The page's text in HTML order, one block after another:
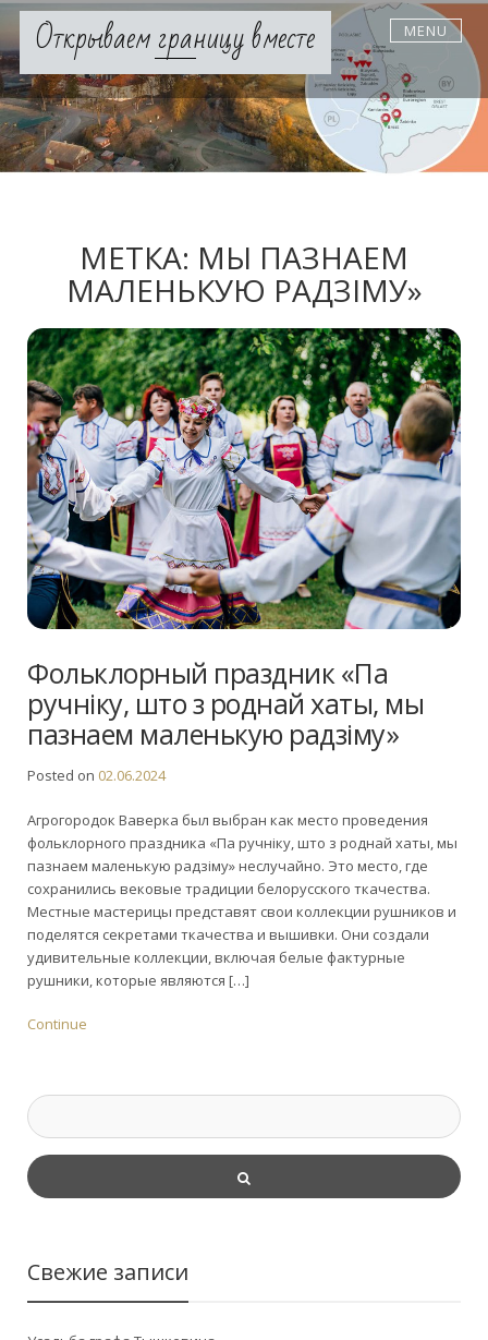
Skip
contentОткрываем границу вместе MENU
МЕТКА: МЫ ПАЗНАЕМ
МАЛЕНЬКУЮ РАДЗІМУ»
Фольклорный праздник «Па
ручніку, што з роднай хаты, мы
пазнаем маленькую радзіму»
Posted on 02.06.2024
Агрогородок Ваверка был выбран как место проведения
фольклорного праздника «Па ручніку, што з роднай хаты, мы
пазнаем маленькую радзіму» неслучайно. Это место, где
сохранились вековые традиции белорусского ткачества.
Местные мастерицы представят свои коллекции рушников и
поделятся секретами ткачества и вышивки. Они создали
удивительные коллекции, включая белые фактурные
рушники, которые являются […]
Continue
Свежие записи